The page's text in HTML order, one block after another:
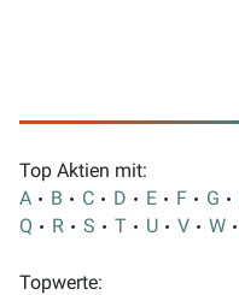
Top Aktien mit:
A
B C D E F G
Q
R S T U V W
Topwerte: